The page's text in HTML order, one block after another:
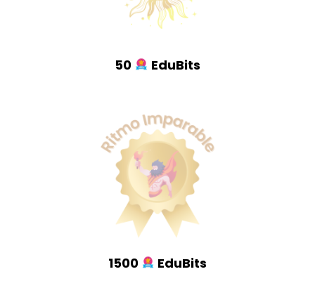
50 EduBits
1500 EduBits